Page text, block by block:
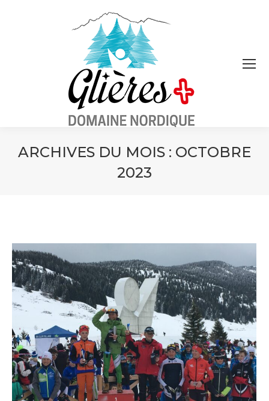
ARCHIVES DU MOIS : OCTOBRE
2023